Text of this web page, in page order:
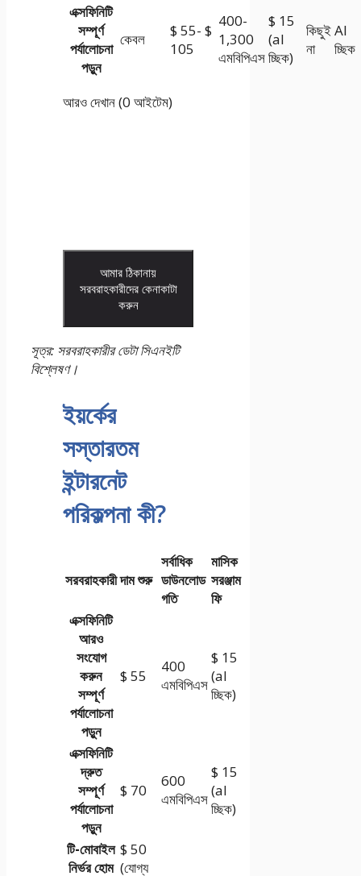
এক্সফিনিটি
সম্পূর্ণ
পর্যালোচনা
পড়ুন
কেবল
$ 55- $
105
400-
1,300
এমবিপিএস
$ 15
(al
চ্ছিক)
কিছুই
না
Al
চ্ছিক
আরও দেখান (0 আইটেম)
আমার ঠিকানায়
সরবরাহকারীদের কেনাকাটা
করুন
সূত্র: সরবরাহকারীর ডেটা সিএনইটি
বিশ্লেষণ।
ইয়র্কের
সস্তারতম
ইন্টারনেট
পরিকল্পনা কী?
সরবরাহকারীদাম শুরু
সর্বাধিক
ডাউনলোড
গতি
মাসিক
সরঞ্জাম
ফি
এক্সফিনিটি
আরও
সংযোগ
করুন
সম্পূর্ণ
পর্যালোচনা
পড়ুন
$ 55
400
এমবিপিএস
$ 15
(al
চ্ছিক)
এক্সফিনিটি
দ্রুত
সম্পূর্ণ
পর্যালোচনা
পড়ুন
$ 70
600
এমবিপিএস
$ 15
(al
চ্ছিক)
টি-মোবাইল
নির্ভর হোম
$ 50
(যোগ্য